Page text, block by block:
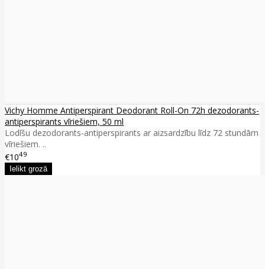
Vichy Homme Antiperspirant Deodorant Roll-On 72h dezodorants-
antiperspirants vīriešiem, 50 ml
Lodīšu dezodorants-antiperspirants ar aizsardzību līdz 72 stundām
vīriešiem. ..
€1049